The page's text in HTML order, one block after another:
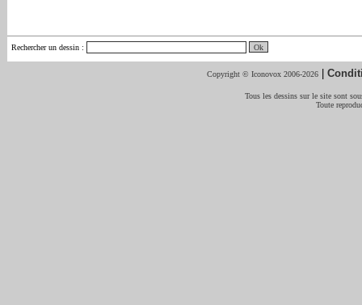
Rechercher un dessin :
Copyright © Iconovox 2006-2026 |
Tous les dessins sur le site sont
Toute